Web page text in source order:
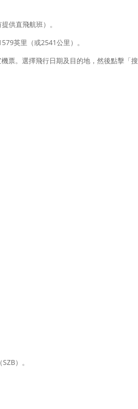
供直飛航班）。
英里（或2541公里）。
票。選擇飛行日期及目的地，然後點擊「
）。